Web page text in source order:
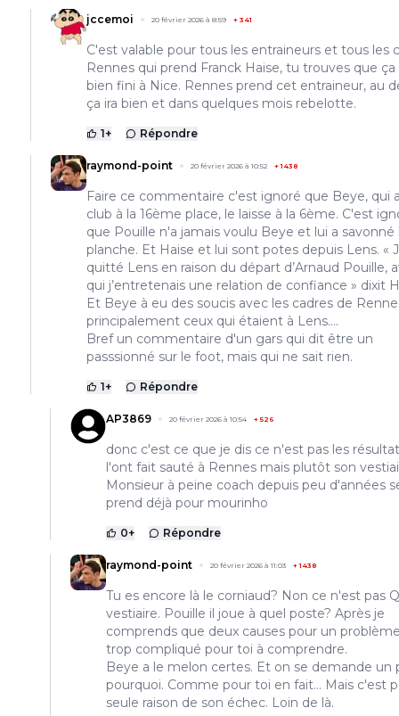
jccemoi 20 février 2026 à 8:59 + 341
C'est valable pour tous les entraineurs et tous les
Rennes qui prend Franck Haise, tu trouves que ça
bien fini à Nice. Rennes prend cet entraineur, au
ça ira bien et dans quelques mois rebelotte.
1+ Répondre
raymond-point 20 février 2026 à 10:52 +1438
Faire ce commentaire c'est ignoré que Beye, qui
club à la 16ème place, le laisse à la 6ème. C'est
que Pouille n'a jamais voulu Beye et lui a savonné
planche. Et Haise et lui sont potes depuis Lens. «
quitté Lens en raison du départ d’Arnaud Pouille,
qui j’entretenais une relation de confiance » dixit
Et Beye à eu des soucis avec les cadres de
principalement ceux qui étaient à Lens....
Bref un commentaire d'un gars qui dit être un
passsionné sur le foot, mais qui ne sait rien.
1+ Répondre
AP3869 20 février 2026 à 10:54 + 526
donc c'est ce que je dis ce n'est pas les
l'ont fait sauté à Rennes mais plutôt son
Monsieur à peine coach depuis peu d'années
prend déjà pour mourinho
0+ Répondre
raymond-point 20 février 2026 à 11:03 +1438
Tu es encore là le corniaud? Non ce n'est pas
vestiaire. Pouille il joue à quel poste? Après je
comprends que deux causes pour un
trop compliqué pour toi à comprendre.
Beye a le melon certes. Et on se demande un
pourquoi. Comme pour toi en fait... Mais c'est
seule raison de son échec. Loin de là.